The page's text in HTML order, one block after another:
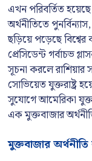
এখন পরিবর্তিত হয়েছে
অর্থনীতিতে পুনর্বিন্যাস,
ছড়িয়ে পড়েছে বিশ্বের
প্রেসিডেন্ট গর্বাচভ
সূচনা করলে রাশিয়ার
সোভিয়েত যুক্তরাষ্ট্র
সুযোগে আমেরিকা
এক মুক্তবাজার
মুক্তবাজার